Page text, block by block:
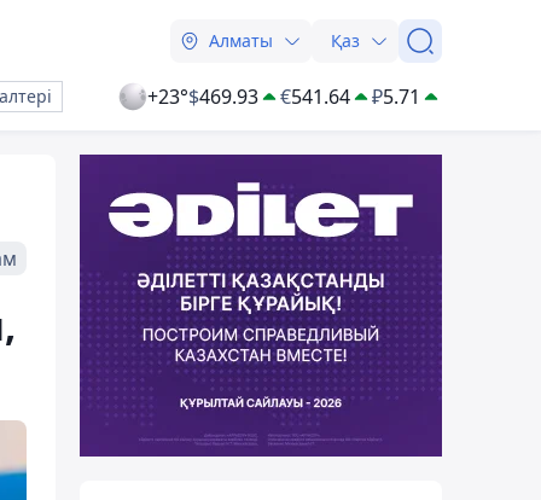
Алматы Қаз
+23°$469.93 €541.64 ₽5.71